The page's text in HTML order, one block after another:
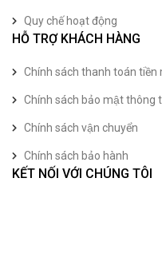
Quy chế hoạt động
HỖ TRỢ KHÁCH HÀNG
Chính sách thanh toán tiền
Chính sách bảo mật thông
Chính sách vận chuyển
Chính sách bảo hành
KẾT NỐI VỚI CHÚNG TÔI